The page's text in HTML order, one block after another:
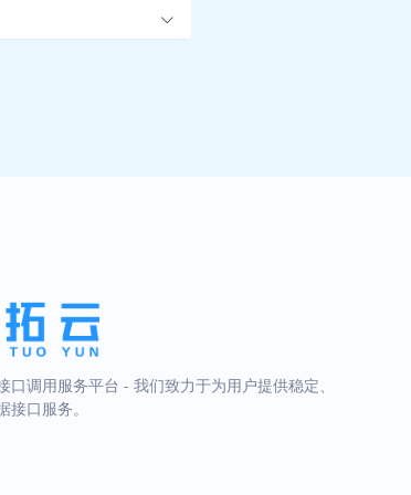
口调用服务平台 - 我们致力于为用户提供稳定、
口服务。